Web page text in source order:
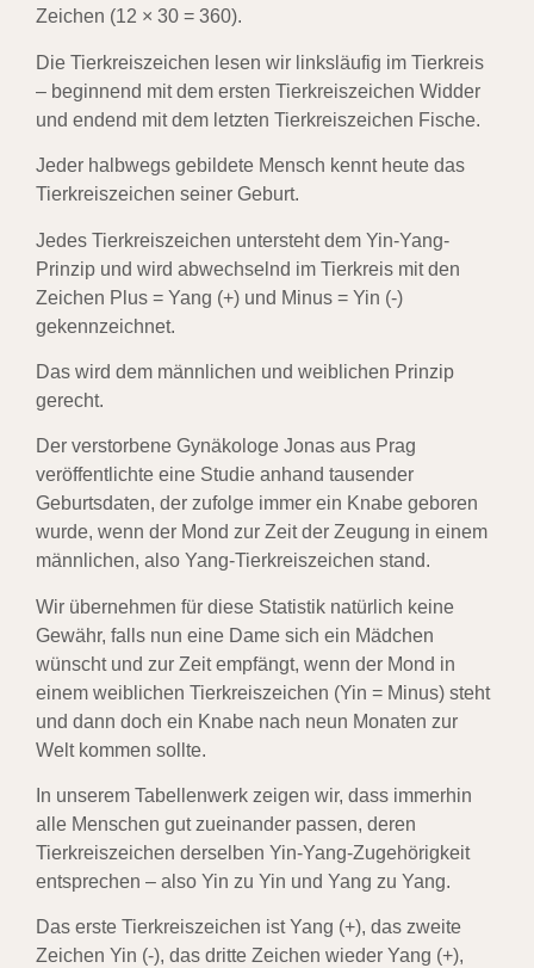
Zeichen (12 × 30 = 360).
Die Tierkreiszeichen lesen wir linksläufig im Tierkreis
– beginnend mit dem ersten Tierkreiszeichen Widder
und endend mit dem letzten Tierkreiszeichen Fische.
Jeder halbwegs gebildete Mensch kennt heute das
Tierkreiszeichen seiner Geburt.
Jedes Tierkreiszeichen untersteht dem Yin-Yang-
Prinzip und wird abwechselnd im Tierkreis mit den
Zeichen Plus = Yang (+) und Minus = Yin (-)
gekennzeichnet.
Das wird dem männlichen und weiblichen Prinzip
gerecht.
Der verstorbene Gynäkologe Jonas aus Prag
veröffentlichte eine Studie anhand tausender
Geburtsdaten, der zufolge immer ein Knabe geboren
wurde, wenn der Mond zur Zeit der Zeugung in einem
männlichen, also Yang-Tierkreiszeichen stand.
Wir übernehmen für diese Statistik natürlich keine
Gewähr, falls nun eine Dame sich ein Mädchen
wünscht und zur Zeit empfängt, wenn der Mond in
einem weiblichen Tierkreiszeichen (Yin = Minus) steht
und dann doch ein Knabe nach neun Monaten zur
Welt kommen sollte.
In unserem Tabellenwerk zeigen wir, dass immerhin
alle Menschen gut zueinander passen, deren
Tierkreiszeichen derselben Yin-Yang-Zugehörigkeit
entsprechen – also Yin zu Yin und Yang zu Yang.
Das erste Tierkreiszeichen ist Yang (+), das zweite
Zeichen Yin (-), das dritte Zeichen wieder Yang (+),